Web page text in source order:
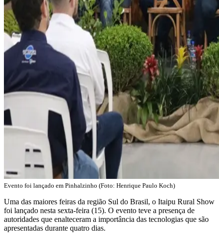
Evento foi lançado em Pinhalzinho (Foto: Henrique Paulo Koch)
Uma das maiores feiras da região Sul do Brasil, o Itaipu Rural Show
foi lançado nesta sexta-feira (15). O evento teve a presença de
autoridades que enalteceram a importância das tecnologias que são
apresentadas durante quatro dias.